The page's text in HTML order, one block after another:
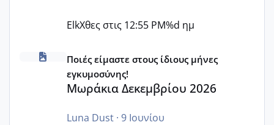
ElkΧθες στις 12:55 PM%d ημ
Μωράκια Δεκεμβρίου 2026
Ποιές είμαστε στους ίδιους μήνες
εγκυμοσύνης!
Μωράκια Δεκεμβρίου 2026
Luna Dust· 9 Ιουνίου